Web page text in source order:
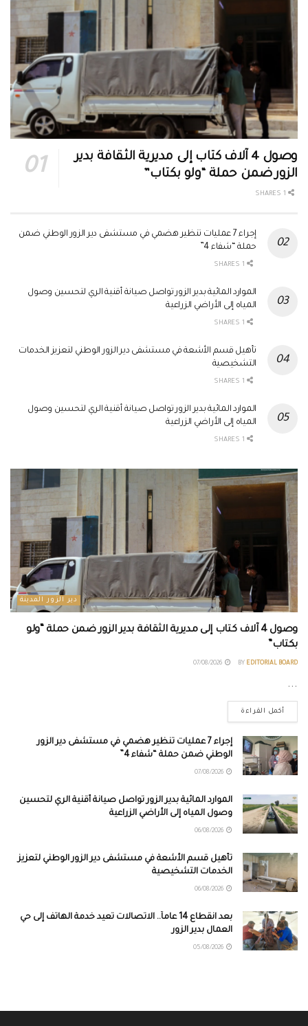
وصول 4 آلاف كتاب إلى مديرية الثقافة بدير
الزور ضمن حملة “ولو بكتاب”
إجراء 7 عمليات تنظير هضمي في مستشفى دير الزور الوطني ضمن
حملة “شفاء 4”
الموارد المائية بدير الزور تواصل صيانة أقنية الري لتحسين وصول
المياه إلى الأراضي الزراعية
تأهيل قسم الأشعة في مستشفى دير الزور الوطني لتعزيز الخدمات
التشخيصية
الموارد المائية بدير الزور تواصل صيانة أقنية الري لتحسين وصول
المياه إلى الأراضي الزراعية
دير الزور المدينة
وصول 4 آلاف كتاب إلى مديرية الثقافة بدير الزور ضمن حملة “ولو
بكتاب”
BY EDITORIAL BOARD
...
أكمل القراءة
إجراء 7 عمليات تنظير هضمي في مستشفى دير الزور
الوطني ضمن حملة “شفاء 4”
الموارد المائية بدير الزور تواصل صيانة أقنية الري لتحسين
وصول المياه إلى الأراضي الزراعية
تأهيل قسم الأشعة في مستشفى دير الزور الوطني لتعزيز
الخدمات التشخيصية
بعد انقطاع 14 عاماً.. الاتصالات تعيد خدمة الهاتف إلى حي
العمال بدير الزور